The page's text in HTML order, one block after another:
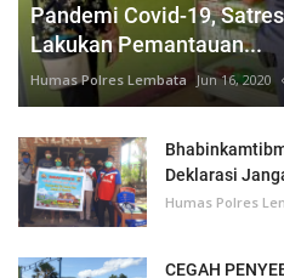
Pandemi Covid-19,
Lakukan Pemantauan...
Humas Polres Lembata Jun 16, 2020
Deklarasi
Humas Polres
CEGAH